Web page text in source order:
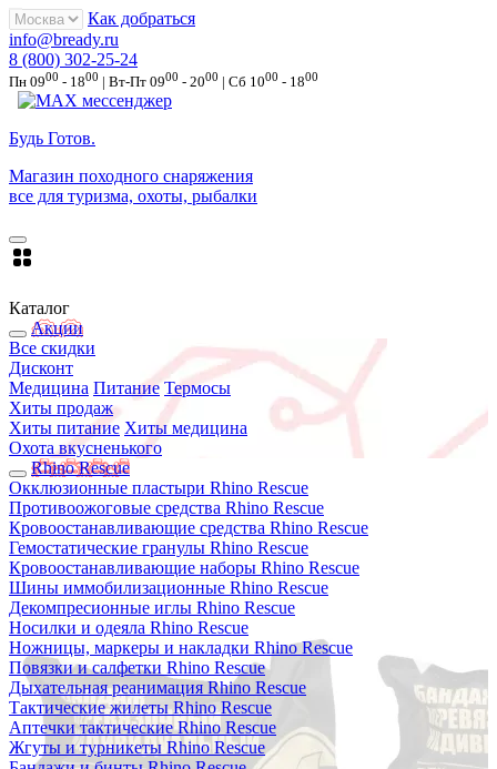
Как добраться
info@bready.ru
8 (800) 302-25-24
Пн 0900 - 1800 | Вт-Пт 0900 - 2000 | Сб 1000 - 1800
Будь Готов.
Магазин походного снаряжения
все для туризма, охоты, рыбалки
Каталог
Акции
Все скидки
Дисконт
Медицина Питание Термосы
Хиты продаж
Хиты питание Хиты медицина
Охота вкусненького
Rhino Rescue
Окклюзионные пластыри Rhino Rescue
Противоожоговые средства Rhino Rescue
Кровоостанавливающие средства Rhino Rescue
Гемостатические гранулы Rhino Rescue
Кровоостанавливающие наборы Rhino Rescue
Шины иммобилизационные Rhino Rescue
Декомпресионные иглы Rhino Rescue
Носилки и одеяла Rhino Rescue
Ножницы, маркеры и накладки Rhino Rescue
Повязки и салфетки Rhino Rescue
Дыхательная реанимация Rhino Rescue
Тактические жилеты Rhino Rescue
Аптечки тактические Rhino Rescue
Жгуты и турникеты Rhino Rescue